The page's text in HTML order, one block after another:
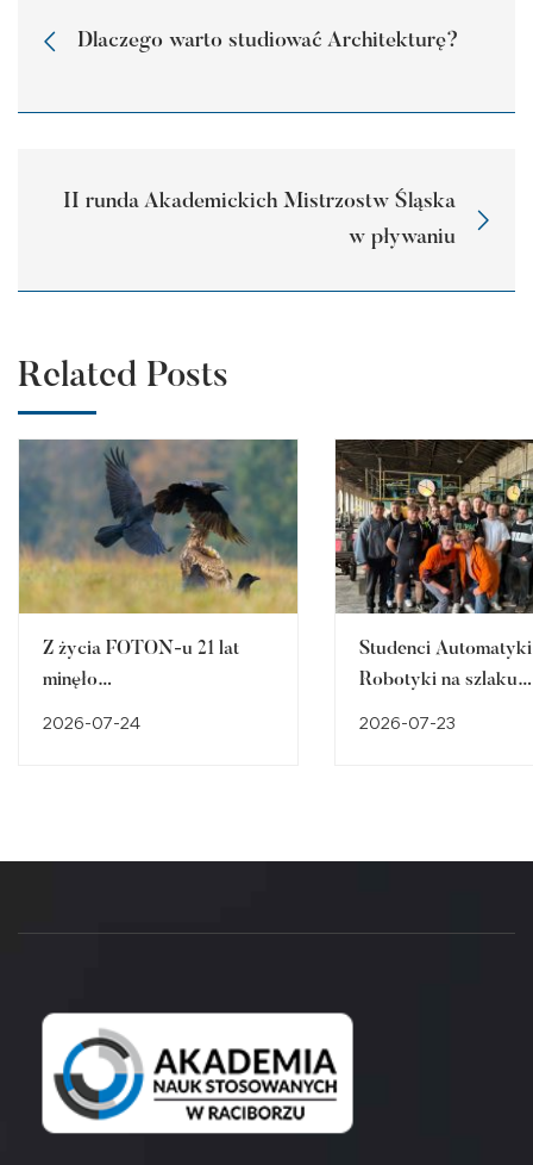
Dlaczego warto studiować Architekturę?
II runda Akademickich Mistrzostw Śląska
w pływaniu
Related Posts
Z życia FOTON-u 21 lat
minęło…
2026-07-24
Studenci
Robotyki na szlaku
2026-07-23